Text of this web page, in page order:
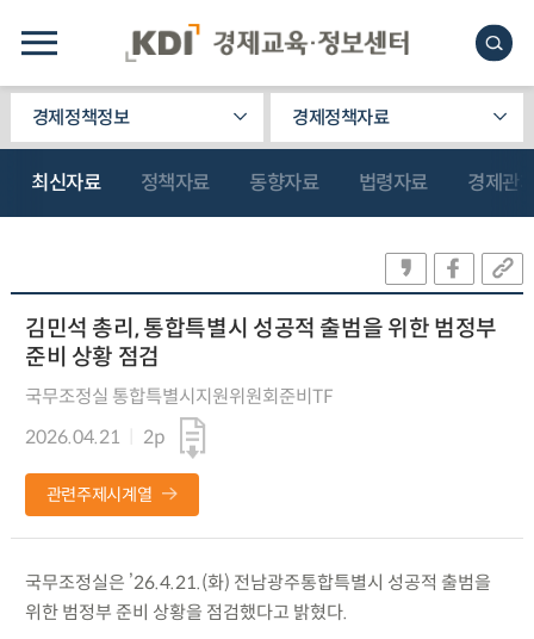
경제정책정보 경제정책자료
최신자료 정책자료 동향자료 법령자료 경제관
김민석 총리, 통합특별시 성공적 출범을 위한 범정부
준비 상황 점검
국무조정실 통합특별시지원위원회준비TF
2026.04.21
2p
관련주제시계열
국무조정실은 ’26.4.21.(화) 전남광주통합특별시 성공적 출범을
위한 범정부 준비 상황을 점검했다고 밝혔다.